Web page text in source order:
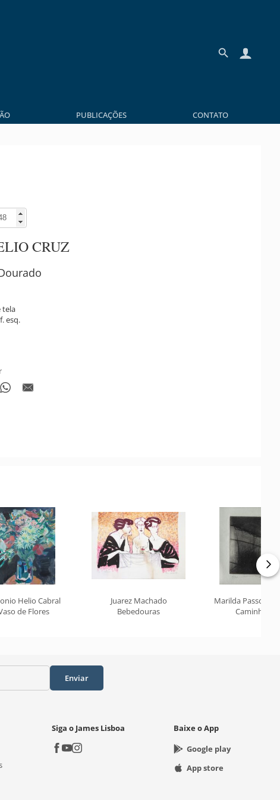
PUBLICAÇÕES CONTATO
CRUZ
tela
esq.
Helio Cabral
de Flores
Juarez Machado
Bebedouras
Marilda Passos
Caminhos
Enviar
Siga o James Lisboa
Baixe o App
Google play
App store